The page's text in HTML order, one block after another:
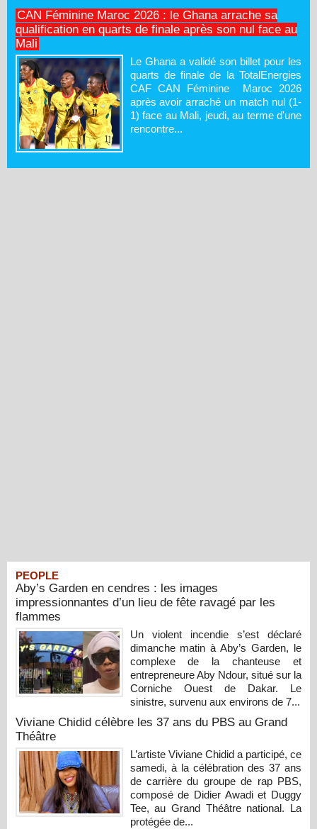
CAN Féminine Maroc 2026 : le Ghana arrache sa
qualification en quarts de finale après son nul face au
Mali
Le Ghana a validé son billet pour les
quarts de finale de la TotalEnergies
CAF CAN Féminine Maroc 2026
après avoir arraché un match nul (1-
1) face au Mali, jeudi, au terme d'une
rencontre...
PEOPLE
Aby’s Garden en cendres : les images
impressionnantes d’un lieu de fête ravagé par les
flammes
Un violent incendie s’est déclaré
dimanche matin à Aby’s Garden, le
complexe de la chanteuse et
entrepreneure Aby Ndour, situé sur la
Corniche Ouest de Dakar. Le
sinistre, survenu aux environs de 7...
Viviane Chidid célèbre les 37 ans du PBS au Grand
Théâtre
L’artiste Viviane Chidid a participé, ce
samedi, à la célébration des 37 ans
de carrière du groupe de rap PBS,
composé de Didier Awadi et Duggy
Tee, au Grand Théâtre national. La
protégée de...